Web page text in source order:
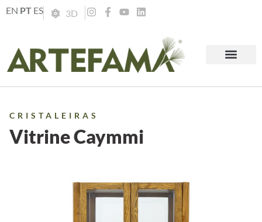
EN PT ES 3D
CRISTALEIRAS
Vitrine Caymmi